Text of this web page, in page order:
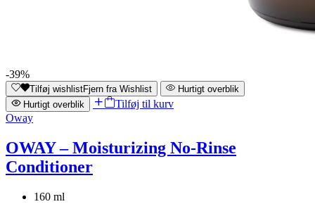
-39%
Tilføj wishlistFjern fra Wishlist
Hurtigt overblik
Hurtigt overblik
Tilføj til kurv
Oway
OWAY – Moisturizing No-Rinse
Conditioner
160 ml